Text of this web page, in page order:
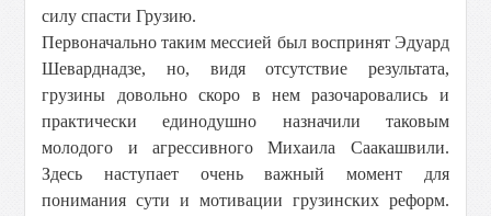
силу спасти Грузию.
Первоначально таким мессией был воспринят Эдуард
Шеварднадзе, но, видя отсутствие результата,
грузины довольно скоро в нем разочаровались и
практически единодушно назначили таковым
молодого и агрессивного Михаила Саакашвили.
Здесь наступает очень важный момент для
понимания сути и мотивации грузинских реформ.